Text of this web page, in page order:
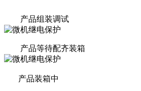
产品组装调试
产品等待配齐装箱
产品装箱中